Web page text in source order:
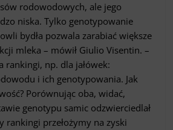
rodowodowych, ale jego
niska. Tylko genotypowanie
bydła pozwala zarabiać większe
mleka – mówił Giulio Visentin. –
rankingi, np. dla jałówek:
i ich genotypowania. Jak
Porównując oba, widać,
genotypu samic odzwierciedlał
rankingi przełożymy na zyski